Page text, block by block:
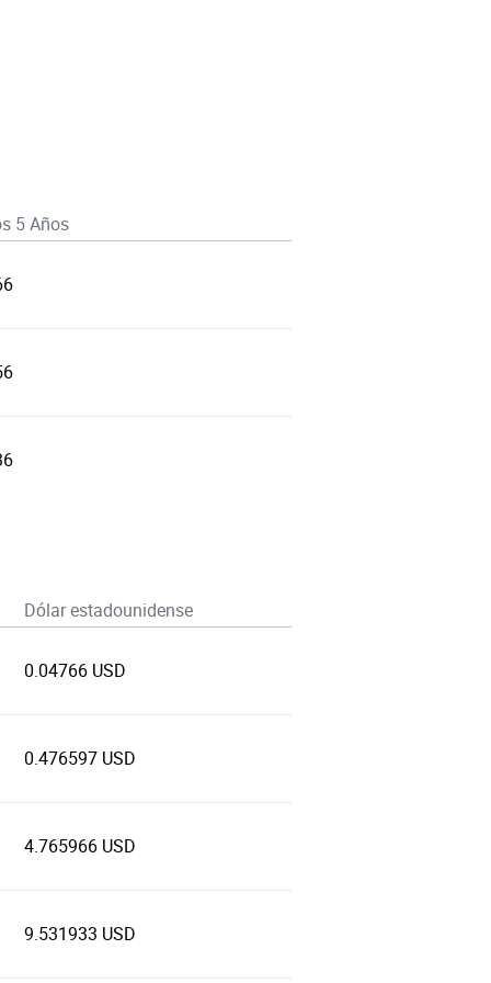
5 Años
Dólar estadounidense
0.04766 USD
0.476597 USD
4.765966 USD
9.531933 USD